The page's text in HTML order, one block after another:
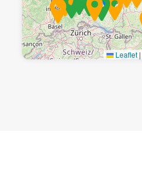
Leaflet |